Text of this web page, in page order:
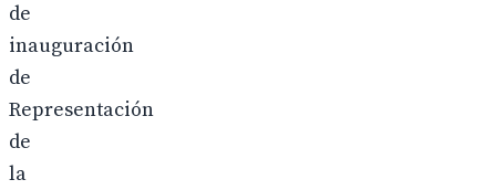
de
inauguración
de
Representación
de
la